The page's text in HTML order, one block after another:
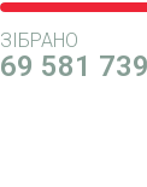
ЗІБРАНО
69 581